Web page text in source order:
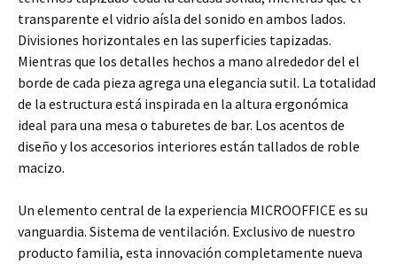
transparente el vidrio aísla del sonido en ambos lados.
Divisiones horizontales en las superficies tapizadas.
Mientras que los detalles hechos a mano alrededor del el
borde de cada pieza agrega una elegancia sutil. La totalidad
de la estructura está inspirada en la altura ergonómica
ideal para una mesa o taburetes de bar. Los acentos de
diseño y los accesorios interiores están tallados de roble
macizo.
Un elemento central de la experiencia MICROOFFICE es su
vanguardia. Sistema de ventilación. Exclusivo de nuestro
producto familia, esta innovación completamente nueva